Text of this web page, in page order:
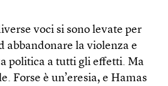
voci si sono levate per
abbandonare la violenza e
politica a tutti gli effetti. Ma
Forse è un’eresia, e Hamas